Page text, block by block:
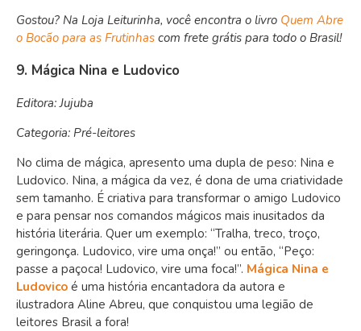
Gostou? Na Loja Leiturinha, você encontra o livro Quem Abre
o Bocão para as Frutinhas com frete grátis para todo o Brasil!
9. Mágica Nina e Ludovico
Editora: Jujuba
Categoria: Pré-leitores
No clima de mágica, apresento uma dupla de peso: Nina e
Ludovico. Nina, a mágica da vez, é dona de uma criatividade
sem tamanho. É criativa para transformar o amigo Ludovico
e para pensar nos comandos mágicos mais inusitados da
história literária. Quer um exemplo: “Tralha, treco, troço,
geringonça. Ludovico, vire uma onça!” ou então, “Peço:
passe a paçoca! Ludovico, vire uma foca!”. Mágica Nina e
Ludovico é uma história encantadora da autora e
ilustradora Aline Abreu, que conquistou uma legião de
leitores Brasil a fora!